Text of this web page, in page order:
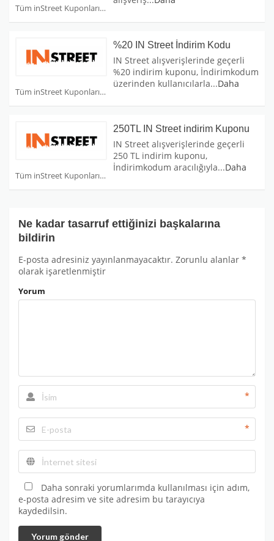
Tüm inStreet Kuponları
Tüm inStreet Kuponları
%20 IN Street İndirim Kodu
IN Street alışverişlerinde geçerli
%20 indirim kuponu, İndirimkodum
üzerinden kullanıcılarla...Daha
Tüm inStreet Kuponları
250TL IN Street indirim Kuponu
IN Street alışverişlerinde geçerli
250 TL indirim kuponu,
İndirimkodum aracılığıyla...Daha
Ne kadar tasarruf ettiğinizi başkalarına
bildirin
E-posta adresiniz yayınlanmayacaktır. Zorunlu alanlar *
olarak işaretlenmiştir
Yorum
*
*
Daha sonraki yorumlarımda kullanılması için adım,
e-posta adresim ve site adresim bu tarayıcıya
kaydedilsin.
Yorum gönder